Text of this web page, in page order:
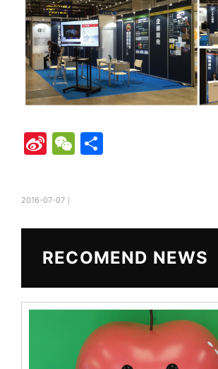
Si
W
ei
b
W
at
2016-07-07｜
RECOMEND NEWS